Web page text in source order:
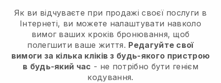
Як ви відчуваєте при продажі своєї послуги в
Інтернеті, ви можете налаштувати навколо
вимог ваших кроків бронювання, щоб
полегшити ваше життя. Редагуйте свої
вимоги за кілька кліків з будь-якого пристрою
в будь-який час - не потрібно бути генієм
кодування.